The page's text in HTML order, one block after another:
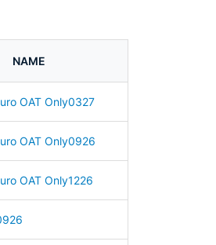
NAME
OAT Only0327
OAT Only0926
OAT Only1226